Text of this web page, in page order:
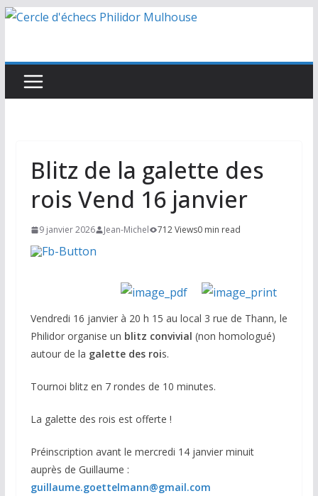
Passer
Blitz de la galette des
rois Vend 16 janvier
9 janvier 2026 Jean-Michel 712 Views0 min read
Vendredi 16 janvier à 20 h 15 au local 3 rue de Thann, le
Philidor organise un blitz convivial (non homologué)
autour de la galette des rois.
Tournoi blitz en 7 rondes de 10 minutes.
La galette des rois est offerte !
Préinscription avant le mercredi 14 janvier minuit
auprès de Guillaume :
guillaume.goettelmann@gmail.com